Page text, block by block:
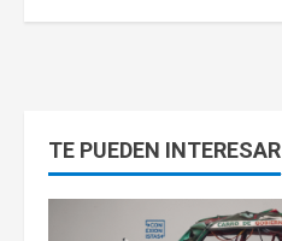
TE PUEDEN INTERESAR